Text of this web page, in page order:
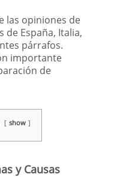
las opiniones de
España, Italia,
párrafos.
importante
de
show
y Causas